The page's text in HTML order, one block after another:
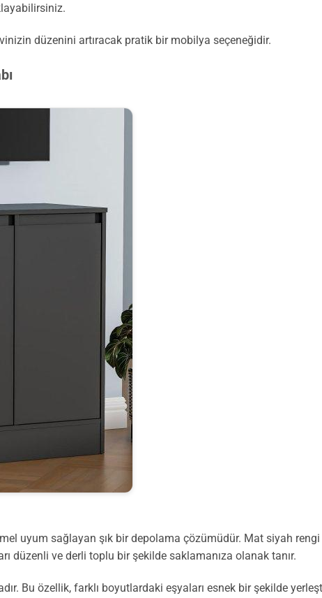
düzenini artıracak pratik bir mobilya seçeneğidir.
uyum sağlayan şık bir depolama çözümüdür. Mat siyah
düzenli ve derli toplu bir şekilde saklamanıza olanak tanır.
Bu özellik, farklı boyutlardaki eşyaları esnek bir şekilde